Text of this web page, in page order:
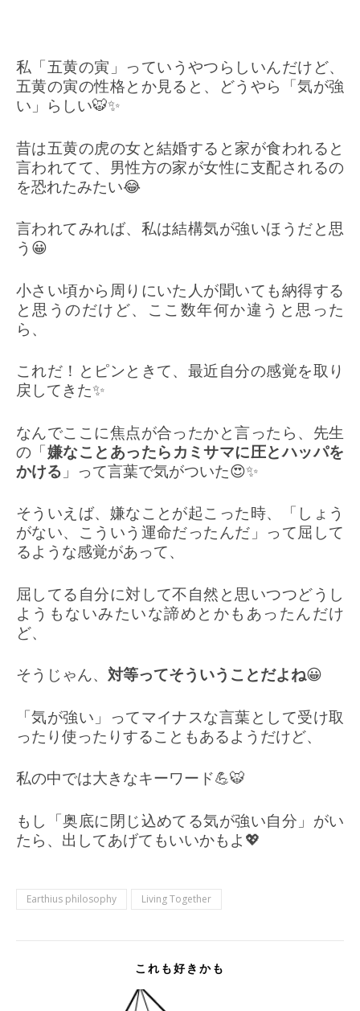
私「五黄の寅」っていうやつらしいんだけど、
五黄の寅の性格とか見ると、どうやら「気が強
い」らしい🐯✨
昔は五黄の虎の女と結婚すると家が食われると
言われてて、男性方の家が女性に支配されるの
を恐れたみたい😂
言われてみれば、私は結構気が強いほうだと思
う😀
小さい頃から周りにいた人が聞いても納得する
と思うのだけど、ここ数年何か違うと思った
ら、
これだ！とピンときて、最近自分の感覚を取り
戻してきた✨
なんでここに焦点が合ったかと言ったら、先生
の「嫌なことあったらカミサマに圧とハッパを
かける 」って言葉で気がついた😍✨
そういえば、嫌なことが起こった時、「しょう
がない、こういう運命だったんだ」って屈して
るような感覚があって、
屈してる自分に対して不自然と思いつつどうし
ようもないみたいな諦めとかもあったんだけ
ど、
そうじゃん、 対等ってそういうことだよね😀
「気が強い」ってマイナスな言葉として受け取
ったり使ったりすることもあるようだけど、
私の中では大きなキーワード💪🐯
もし「奥底に閉じ込めてる気が強い自分」がい
たら、出してあげてもいいかもよ💖
Earthius philosophy Living Together
これも好きかも